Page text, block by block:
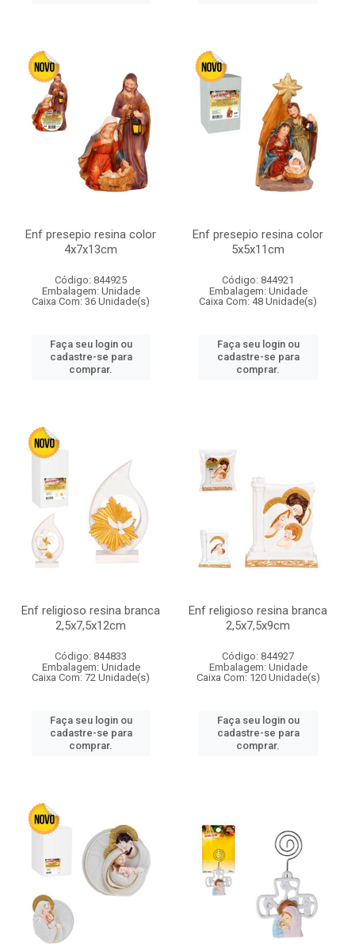
Enf presepio resina color
4x7x13cm
Código: 844925
Embalagem: Unidade
Caixa Com: 36 Unidade(s)
Faça seu login ou
cadastre-se para
comprar.
Enf presepio resina color
5x5x11cm
Código: 844921
Embalagem: Unidade
Caixa Com: 48 Unidade(s)
Faça seu login ou
cadastre-se para
comprar.
Enf religioso resina branca
2,5x7,5x12cm
Código: 844833
Embalagem: Unidade
Caixa Com: 72 Unidade(s)
Faça seu login ou
cadastre-se para
comprar.
Enf religioso resina branca
2,5x7,5x9cm
Código: 844927
Embalagem: Unidade
Caixa Com: 120 Unidade(s)
Faça seu login ou
cadastre-se para
comprar.